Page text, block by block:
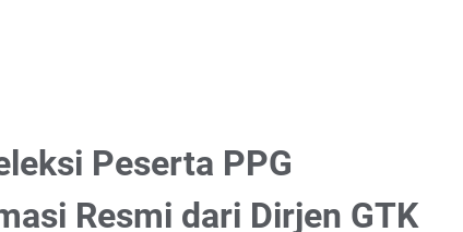
Peserta PPG
Resmi dari Dirjen GTK